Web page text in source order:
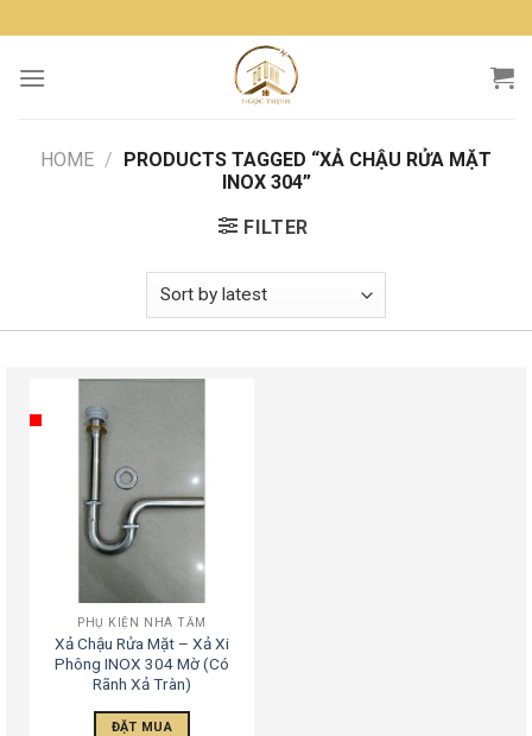
to
content
HOME / PRODUCTS TAGGED “XẢ CHẬU RỬA MẶT
INOX 304”
FILTER
PHỤ KIỆN NHÀ TẮM
Xả Chậu Rửa Mặt – Xả Xi
Phông INOX 304 Mờ (Có
Rãnh Xả Tràn)
ĐẶT MUA